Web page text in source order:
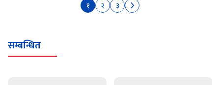
१ २ ३
सम्बन्धित